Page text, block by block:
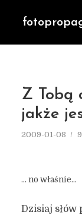
Z Tobą
jakże
2009-01-08
… no właśnie…
Dzisiaj słów